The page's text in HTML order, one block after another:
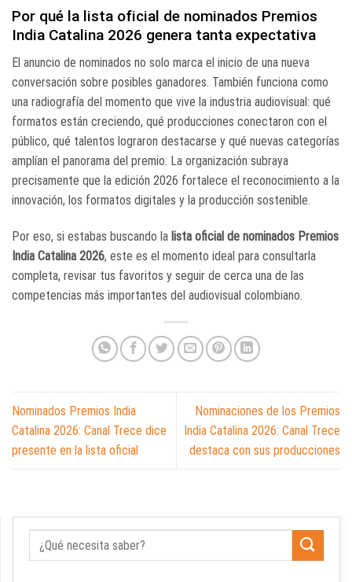
Por qué la lista oficial de nominados Premios
India Catalina 2026 genera tanta expectativa
El anuncio de nominados no solo marca el inicio de una nueva
conversación sobre posibles ganadores. También funciona como
una radiografía del momento que vive la industria audiovisual: qué
formatos están creciendo, qué producciones conectaron con el
público, qué talentos lograron destacarse y qué nuevas categorías
amplían el panorama del premio. La organización subraya
precisamente que la edición 2026 fortalece el reconocimiento a la
innovación, los formatos digitales y la producción sostenible.
Por eso, si estabas buscando la lista oficial de nominados Premios
India Catalina 2026, este es el momento ideal para consultarla
completa, revisar tus favoritos y seguir de cerca una de las
competencias más importantes del audiovisual colombiano.
Nominados Premios India
Catalina 2026: Canal Trece dice
presente en la lista oficial
Nominaciones de los Premios
India Catalina 2026: Canal Trece
destaca con sus producciones